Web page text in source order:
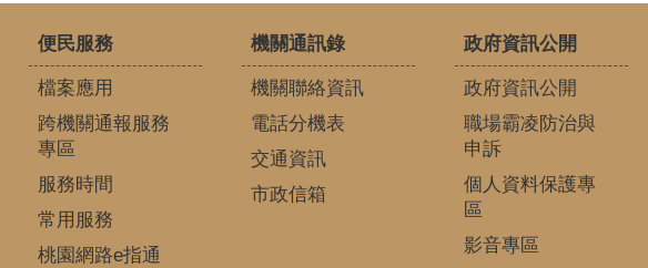
便民服務
檔案應用
跨機關通報服務
專區
服務時間
常用服務
桃園網路e指通
機關通訊錄
機關聯絡資訊
電話分機表
交通資訊
市政信箱
政府資訊公開
政府資訊公開
職場霸凌防治與
申訴
個人資料保護專
區
影音專區